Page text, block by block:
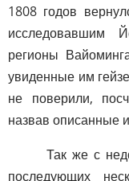
1808 годов
исследовавшим
регионы
увиденные им
не поверили,
назвав описанные
Так же с
последующих